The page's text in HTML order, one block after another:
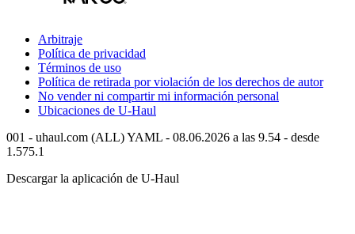
Arbitraje
Política de privacidad
Términos de uso
Política de retirada por violación de los derechos de autor
No vender ni compartir mi información personal
Ubicaciones de U-Haul
001 - uhaul.com (ALL) YAML - 08.06.2026 a las 9.54 - desde
1.575.1
Descargar la aplicación de U-Haul